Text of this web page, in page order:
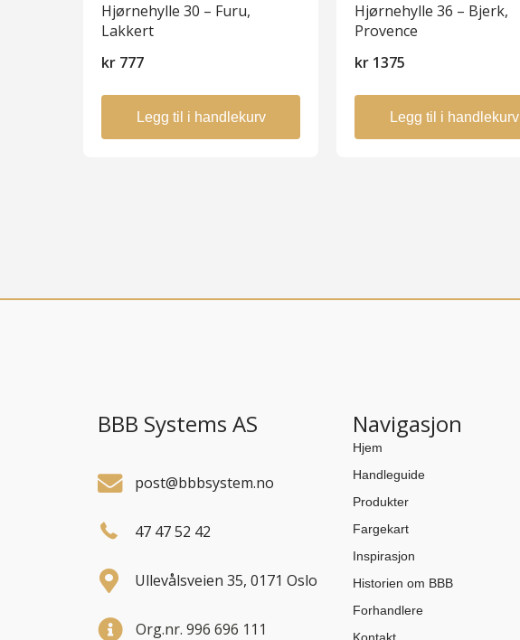
Hjørnehylle 30 – Furu,
Lakkert
kr 777
Legg til i handlekurv
Hjørnehylle 36 – Bjerk,
Provence
kr 1375
Legg til i handlekurv
BBB Systems AS
post@bbbsystem.no
47 47 52 42
Ullevålsveien 35, 0171 Oslo
Org.nr. 996 696 111
Navigasjon
Hjem
Handleguide
Produkter
Fargekart
Inspirasjon
Historien om BBB
Forhandlere